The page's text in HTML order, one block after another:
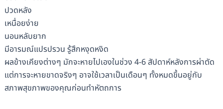
ปวดหลัง
เหนื่อยง่าย
นอนหลับยาก
มีอารมณ์แปรปรวน รู้สึกหงุดหงิด
ผลข้างเคียงต่างๆ มักจะหายไปเองในช่วง 4-6 สัปดาห์หลังการผ่าตัด
แต่การจะหายขาดจริงๆ อาจใช้เวลาเป็นเดือนๆ ทั้งหมดขึ้นอยู่กับ
สภาพสุขภาพของคุณก่อนทำหัตถการ